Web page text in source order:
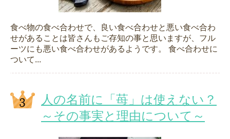
食べ物の食べ合わせで、良い食べ合わせと悪い食べ合わ
せがあることは皆さんもご存知の事と思いますが、フル
ーツにも悪い食べ合わせがあるようです。 食べ合わせに
ついて...
人の名前に「苺」は使えない？
～その事実と理由について～